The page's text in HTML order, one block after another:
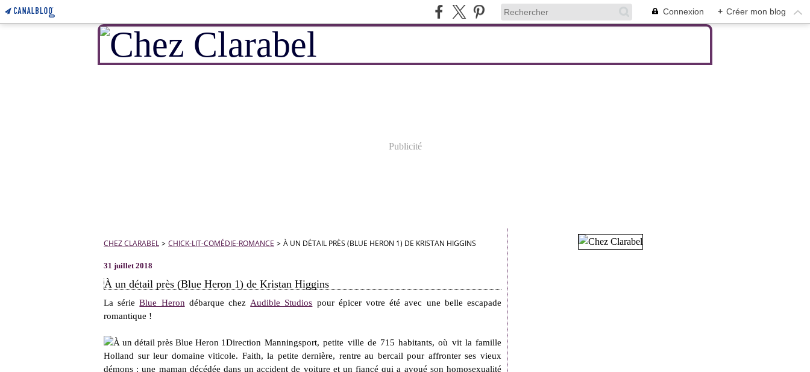
Connexion + Créer mon blog
Publicité
CHEZ CLARABEL > CHICK-LIT-COMÉDIE-ROMANCE > À UN DÉTAIL PRÈS (BLUE HERON 1) DE KRISTAN HIGGINS
31 juillet 2018
À un détail près (Blue Heron 1) de Kristan Higgins
La sérieBlue Heron débarque chez Audible Studios pour épicer votre été avec une belle escapade
romantique !
Direction Manningsport, petite ville de 715 habitants, où vit la famille
Holland sur leur domaine viticole. Faith, la petite dernière, rentre au bercail pour affronter ses vieux
démons : une maman décédée dans un accident de voiture et un fiancé qui a avoué son homosexualité